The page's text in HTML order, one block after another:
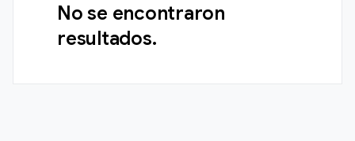
No se encontraron
resultados.